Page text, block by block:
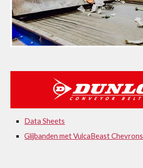
Data Sheets
Glijbanden met VulcaBeast Chevrons